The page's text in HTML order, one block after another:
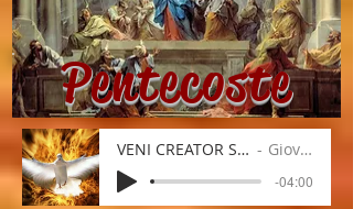
Pentecoste
VENI CREATOR SPIRITUS Giovanni
-04:00